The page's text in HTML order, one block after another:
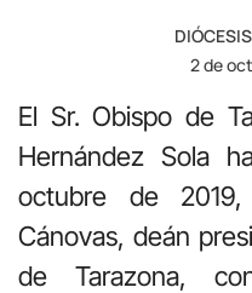
2 de
El Sr. Obispo de
Hernández Sola
octubre de
Cánovas, deán
de Tarazona,